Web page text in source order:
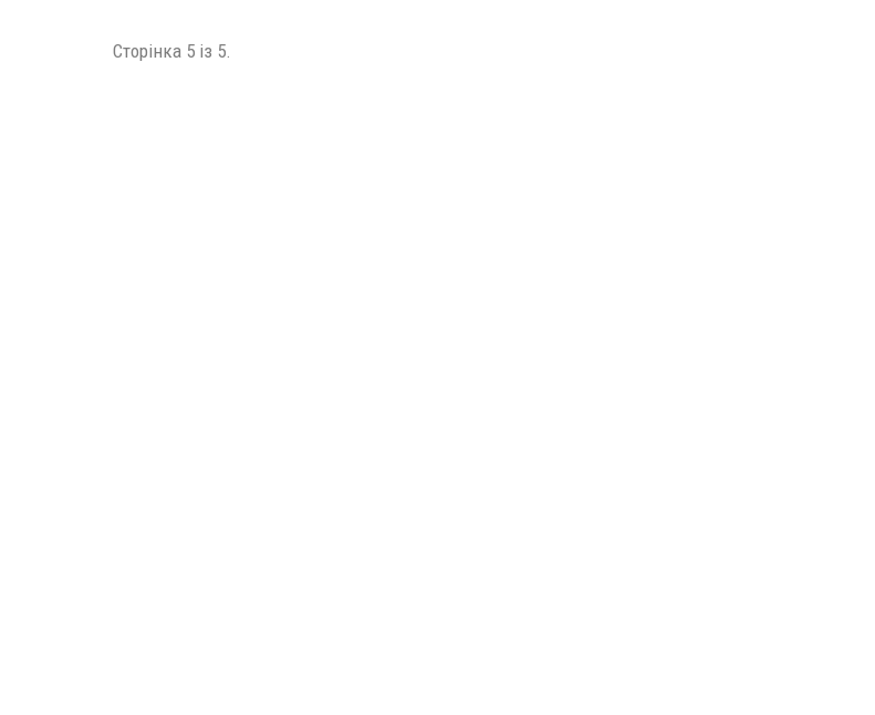
Сторінка 5 із 5.